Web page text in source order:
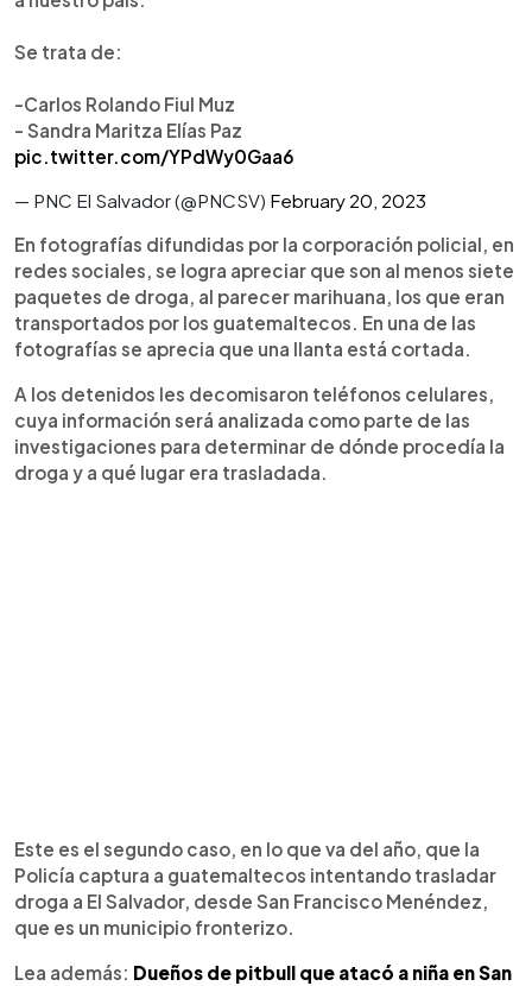
Se trata de:
-Carlos Rolando Fiul Muz
- Sandra Maritza Elías Paz
pic.twitter.com/YPdWy0Gaa6
— PNC El Salvador (@PNCSV) February 20, 2023
En fotografías difundidas por la corporación policial, en
redes sociales, se logra apreciar que son al menos siete
paquetes de droga, al parecer marihuana, los que eran
transportados por los guatemaltecos. En una de las
fotografías se aprecia que una llanta está cortada.
A los detenidos les decomisaron teléfonos celulares,
cuya información será analizada como parte de las
investigaciones para determinar de dónde procedía la
droga y a qué lugar era trasladada.
Este es el segundo caso, en lo que va del año, que la
Policía captura a guatemaltecos intentando trasladar
droga a El Salvador, desde San Francisco Menéndez,
que es un municipio fronterizo.
Lea además: Dueños de pitbull que atacó a niña en San